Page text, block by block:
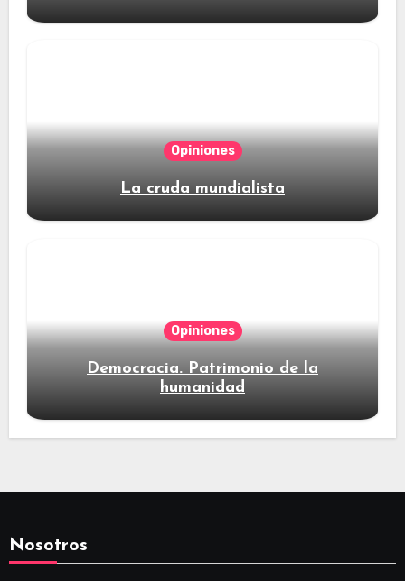
Opiniones
La cruda mundialista
Opiniones
Democracia. Patrimonio de la
humanidad
Nosotros